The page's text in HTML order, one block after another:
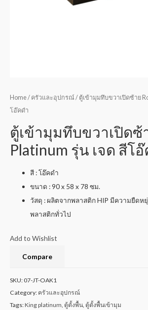
Home/ ครัวและอุปกรณ์/ ตู้เข้ามุมทึบขวาเปิดซ้าย
โอ๊คดำ
ตู้เข้ามุมทึบขวาเปิดซ้
Platinum รุ่น เจด สีโ
สี : โอ๊คดำ
ขนาด : 90 x 58 x 78 ซม.
วัสดุ : ผลิตจากพลาสติก HIP มีความยืดห
พลาสติกทั่วไป
Add to Wishlist
Compare
SKU:07-JT-OAK1
Category: ครัวและอุปกรณ์
Tags:King platinum, ตู้ตั้งพื้น, ตู้ตั้งพื้นเข้ามุม